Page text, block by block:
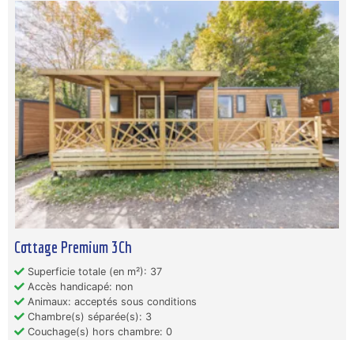
Cottage Premium 3Ch
Superficie totale (en m²): 37
Accès handicapé: non
Animaux: acceptés sous conditions
Chambre(s) séparée(s): 3
Couchage(s) hors chambre: 0